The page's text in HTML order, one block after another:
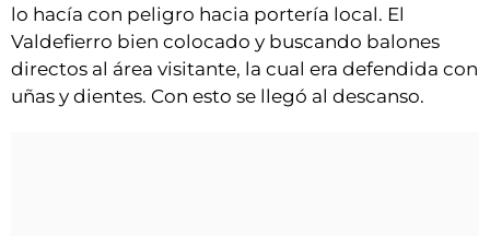
lo hacía con peligro hacia portería local. El
Valdefierro bien colocado y buscando balones
directos al área visitante, la cual era defendida con
uñas y dientes. Con esto se llegó al descanso.